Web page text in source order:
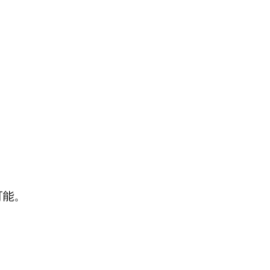
。